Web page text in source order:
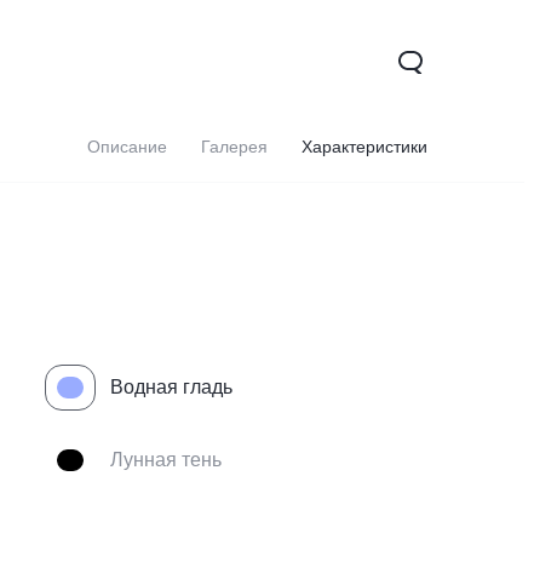
Новинка
Описание Галерея Характеристики
Водная гладь
Лунная тень